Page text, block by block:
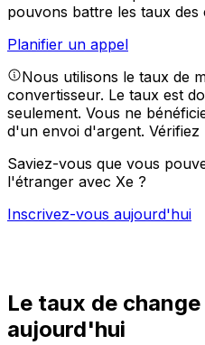
pouvons battre les taux
Planifier un appel
Nous utilisons le taux de
convertisseur. Le taux est
seulement. Vous ne
d'un envoi d'argent. Vérifiez
Saviez-vous que vous
l'étranger avec Xe ?
Inscrivez-vous aujourd'hui
Le taux de
aujourd'hui